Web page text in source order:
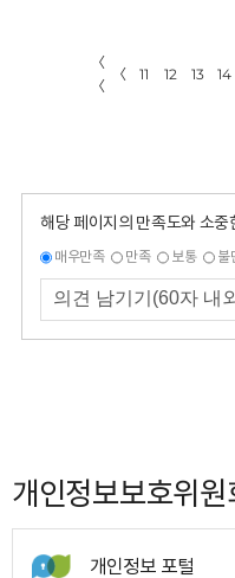
〈
〈
〈 11 12 13 14
해당 페이지의 만족도와 소중
매우만족 만족 보통 불
개인정보보호위
개인정보 포털